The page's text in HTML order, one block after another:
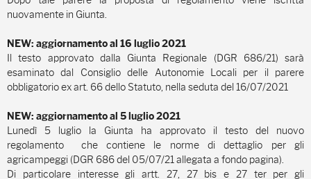
nuovamente in Giunta.
NEW: aggiornamento al 16 luglio 2021
Il testo approvato dalla Giunta Regionale (DGR 686/21) sarà
esaminato dal Consiglio delle Autonomie Locali per il parere
obbligatorio ex art. 66 dello Statuto, nella seduta del 16/07/2021
NEW: aggiornamento al 5 luglio 2021
Lunedì 5 luglio la Giunta ha approvato il testo del nuovo
regolamento che contiene le norme di dettaglio per gli
agricampeggi (DGR 686 del 05/07/21 allegata a fondo pagina).
Di particolare interesse gli artt. 27, 27 bis e 27 ter per gli